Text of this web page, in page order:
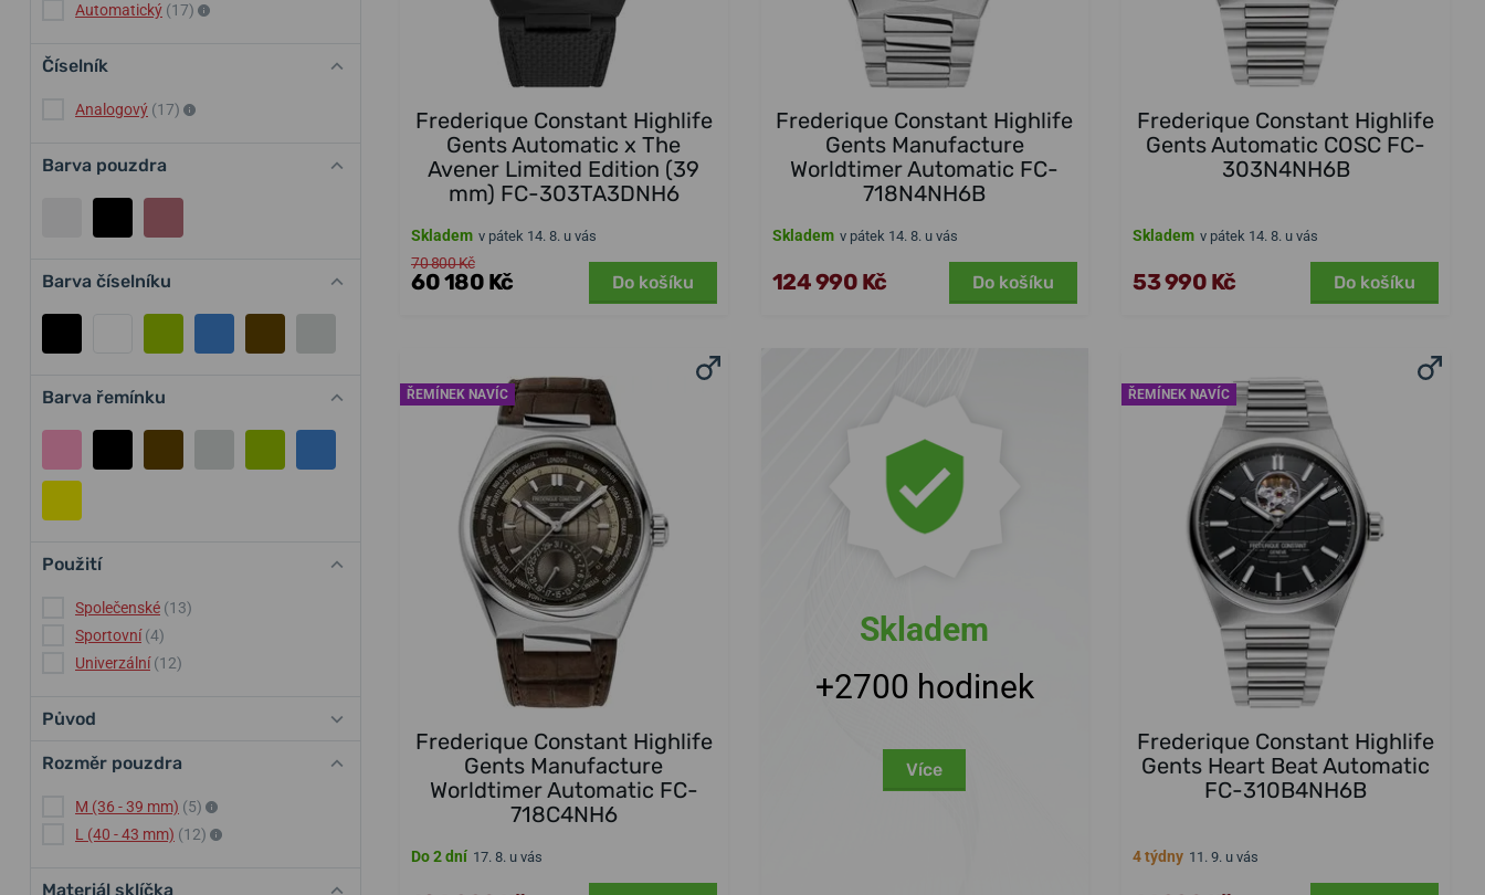
Automatický (17)
Číselník
Analogový (17)
Barva pouzdra
Barva číselníku
Barva řemínku
Použití
Společenské (13)
Sportovní (4)
Univerzální (12)
Původ
Rozměr pouzdra
M (36 - 39 mm) (5)
L (40 - 43 mm) (12)
Materiál sklíčka
Frederique Constant Highlife
Gents Automatic x The
Avener Limited Edition (39
mm) FC-303TA3DNH6
Skladem v pátek 14. 8. u vás
70 800 Kč
60 180 Kč Do košíku
Frederique Constant Highlife
Gents Manufacture
Worldtimer Automatic FC-
718N4NH6B
Skladem v pátek 14. 8. u vás
124 990 Kč Do košíku
Frederique Constant Highlife
Gents Automatic COSC FC-
303N4NH6B
Skladem v pátek 14. 8. u vás
53 990 Kč Do košíku
ŘEMÍNEK NAVÍC
Frederique Constant Highlife
Gents Manufacture
Worldtimer Automatic FC-
718C4NH6
Do 2 dní 17. 8. u vás
Skladem
+2700 hodinek
Více
ŘEMÍNEK NAVÍC
Frederique Constant Highlife
Gents Heart Beat Automatic
FC-310B4NH6B
4 týdny 11. 9. u vás